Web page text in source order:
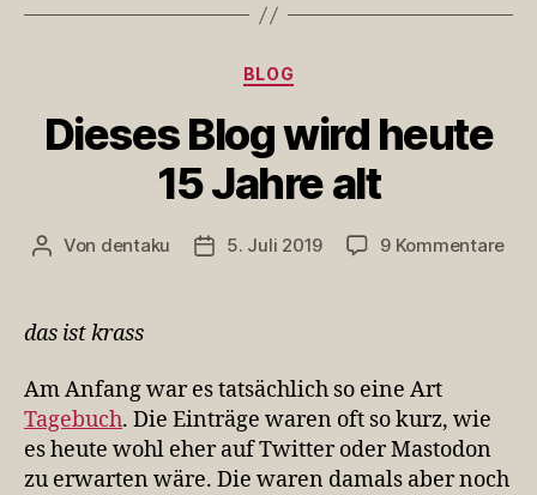
Kategorien
BLOG
Dieses Blog wird heute
15 Jahre alt
Beitragsautor
Von dentaku Veröffentlichungsdatum
5. Juli 2019 9 Kommentarezu
das ist krass
Am Anfang war es tatsächlich so eine Art
Tagebuch. Die Einträge waren oft so kurz, wie
es heute wohl eher auf Twitter oder Mastodon
zu erwarten wäre. Die waren damals aber noch